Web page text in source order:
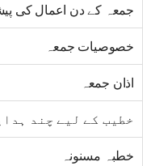
جمعہ کے دن اعمال کی
خصوصیات جمعہ
اذان جمعہ
خطیب کے لیے چند
خطبہ مسنونہ